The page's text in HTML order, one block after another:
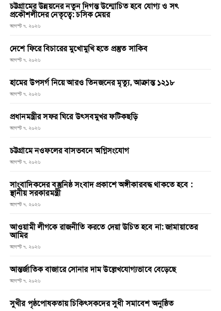
চট্টগ্রামের উন্নয়নের নতুন দিগন্ত উন্মোচিত হবে যোগ্য ও সৎ
প্রকৌশলীদের নেতৃত্বে: চসিক মেয়র
আগস্ট ৭, ২০২৬
দেশে ফিরে বিচারের মুখোমুখি হতে প্রস্তুত সাকিব
আগস্ট ৭, ২০২৬
হামের উপসর্গ নিয়ে আরও তিনজনের মৃত্যু, আক্রান্ত ১২১৮
আগস্ট ৭, ২০২৬
প্রধানমন্ত্রীর সফর ঘিরে উৎসবমুখর ফটিকছড়ি
আগস্ট ৭, ২০২৬
চট্টগ্রামে নওফলের বাসভবনে অগ্নিসংযোগ
আগস্ট ৭, ২০২৬
সাংবাদিকদের বস্তুনিষ্ঠ সংবাদ প্রকাশে অঙ্গীকারবদ্ধ থাকতে হবে :
স্থানীয় সরকারমন্ত্রী
আগস্ট ৭, ২০২৬
আওয়ামী লীগকে রাজনীতি করতে দেয়া উচিত হবে না: জামায়াতের
আমির
আগস্ট ৭, ২০২৬
আন্তর্জাতিক বাজারে সোনার দাম উল্লেখযোগ্যভাবে বেড়েছে
আগস্ট ৭, ২০২৬
সুখীর পৃষ্ঠপোষকতায় চিকিৎসকদের সুধী সমাবেশ অনুষ্ঠিত